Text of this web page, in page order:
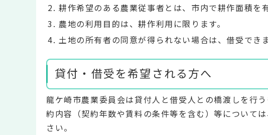
耕作希望のある農業従事者とは、市内で耕作面積を
農地の利用目的は、耕作利用に限ります。
土地の所有者の同意が得られない場合は、借受でき
貸付・借受を希望される方へ
龍ケ崎市農業委員会は貸付人と借受人との橋渡しを行
約内容（契約年数や賃料の条件等を含む）等について
さい。